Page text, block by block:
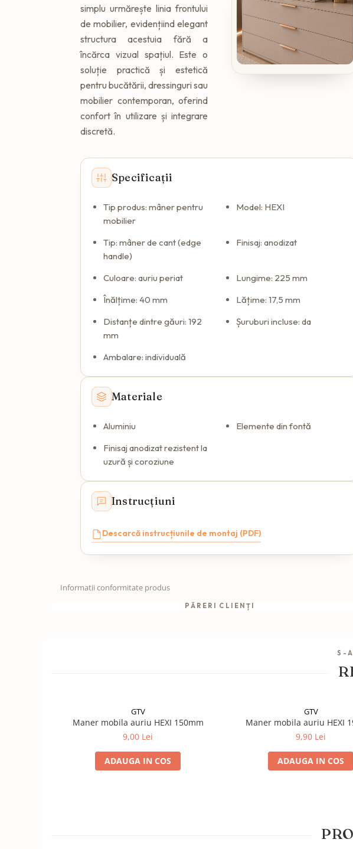
simplu urmărește linia frontului
de mobilier, evidențiind elegant
structura acestuia fără a
încărca vizual spațiul. Este o
soluție practică și estetică
pentru bucătării, dressinguri sau
mobilier contemporan, oferind
confort în utilizare și integrare
discretă.
Specificații
Tip produs: mâner pentru
mobilier
Model: HEXI
Tip: mâner de cant (edge
handle)
Finisaj: anodizat
Culoare: auriu periat
Lungime: 225 mm
Înălțime: 40 mm
Lățime: 17,5 mm
Distanțe dintre găuri: 192
mm
Șuruburi incluse: da
Ambalare: individuală
Materiale
Aluminiu
Elemente din fontă
Finisaj anodizat rezistent la
uzură și coroziune
Instrucțiuni
Descarcă instrucțiunile de montaj (PDF)
Informatii conformitate produs
PĂRERI CLIENȚI
S-
GTV
Maner mobila auriu HEXI 150mm
9,00 Lei
ADAUGA IN COS
GTV
Maner mobila auriu HEXI
9,90 Lei
ADAUGA IN COS